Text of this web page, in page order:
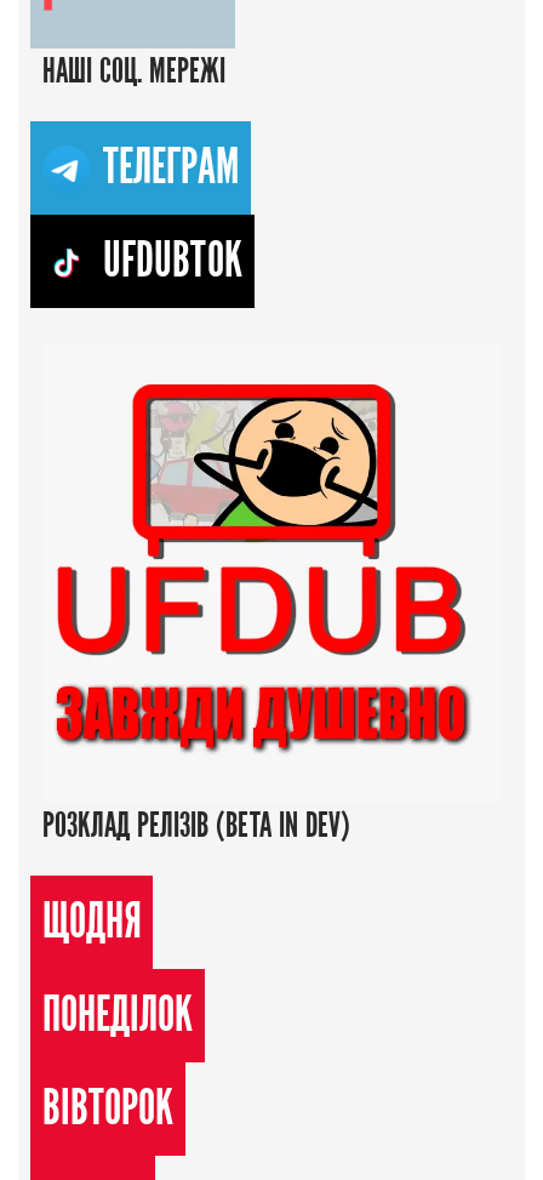
НАШІ СОЦ. МЕРЕЖІ
ТЕЛЕГРАМ
UFDUBTOK
РОЗКЛАД РЕЛІЗІВ (BETA IN DEV)
ЩОДНЯ
ПОНЕДІЛОК
ВІВТОРОК